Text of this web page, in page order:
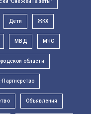
"Свежей Газеты"
Дети ЖКХ
МВД МЧС
области
Объявления